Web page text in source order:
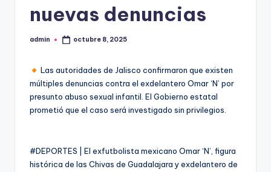
nuevas denuncias
Publicado
admin octubre 8, 2025
Las autoridades de Jalisco confirmaron que existen
múltiples denuncias contra el exdelantero Omar ‘N’ por
presunto abuso sexual infantil. El Gobierno estatal
prometió que el caso será investigado sin privilegios.
#DEPORTES | El exfutbolista mexicano Omar ‘N’, figura
histórica de las Chivas de Guadalajara y exdelantero de